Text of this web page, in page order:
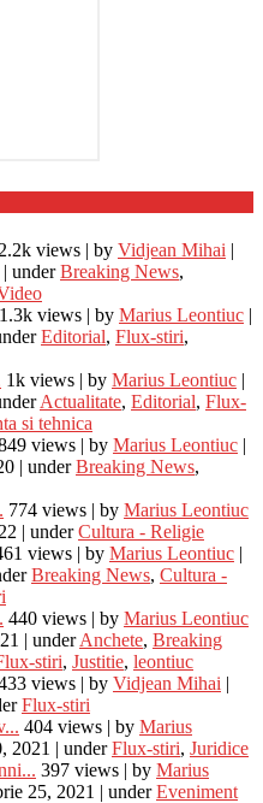
2.2k views | by Vidjean Mihai |
| underBreaking News,
1.3k views | by Marius Leontiuc |
Editorial, Flux-stiri,
1k views | by Marius Leontiuc |
Actualitate, Editorial, Flux-
si tehnica
views | by Marius Leontiuc |
| underBreaking News,
774 views | by Marius Leontiuc
| underCultura - Religie
views | by Marius Leontiuc |
Breaking News, Cultura -
440 views | by Marius Leontiuc
| underAnchete, Breaking
stiri, Justitie, leontiuc
views | by Vidjean Mihai |
Flux-stiri
404 views | by Marius
2021 | underFlux-stiri, Juridice
397 views | by Marius
25, 2021 | underEveniment